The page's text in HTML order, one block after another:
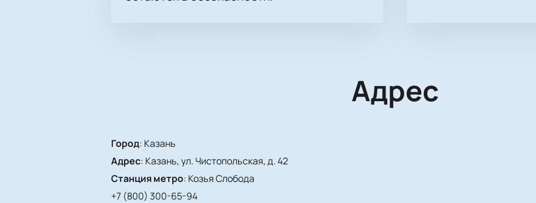
Адрес
Город: Казань
Адрес: Казань, ул. Чистопольская, д. 42
Станция метро: Козья Слобода
+7 (800) 300-65-94